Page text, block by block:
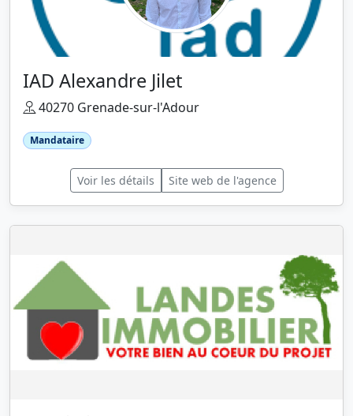
IAD Alexandre Jilet
40270 Grenade-sur-l'Adour
Mandataire
Voir les détails Site web de l'agence